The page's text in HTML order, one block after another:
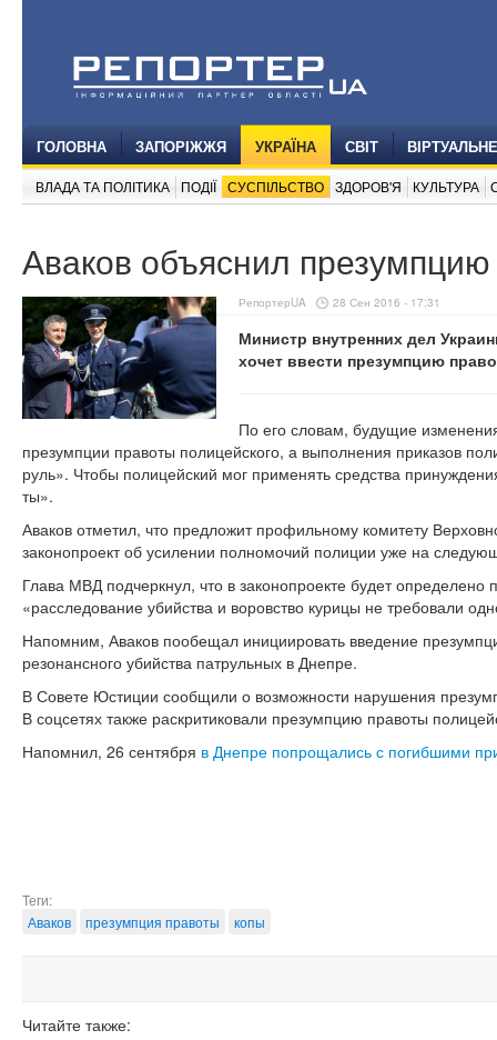
ГОЛОВНА ЗАПОРІЖЖЯ УКРАЇНА СВІТ
ВЛАДА ТА ПОЛІТИКА ПОДІЇ СУСПІЛЬСТВО ЗДОРОВ'Я КУЛЬТУРА
Аваков объяснил
РепортерUA 28 Сен 2016 - 17:31
Министр внутренних дел
хочет ввести презумпцию
По его словам, будущие
презумпции правоты полицейского, а выполнения приказов
руль». Чтобы полицейский мог применять средства
ты».
Аваков отметил, что предложит профильному комитету
законопроект об усилении полномочий полиции уже на
Глава МВД подчеркнул, что в законопроекте будет определено
«расследование убийства и воровство курицы не требовали
Напомним, Аваков пообещал инициировать введение
резонансного убийства патрульных в Днепре.
В Совете Юстиции сообщили о возможности нарушения
В соцсетях также раскритиковали презумпцию правоты
Напомнил, 26 сентября в Днепре попрощались с погибшими
Теги:
Аваков
презумпция правоты копы
Читайте также: